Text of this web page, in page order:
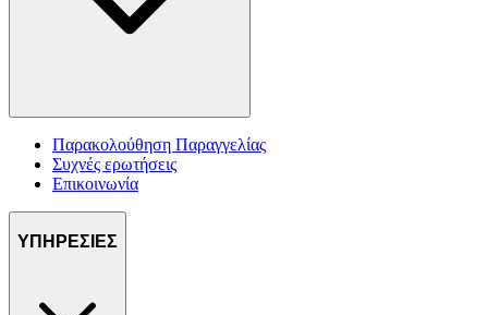
Παρακολούθηση Παραγγελίας
Συχνές ερωτήσεις
Επικοινωνία
ΥΠΗΡΕΣΙΕΣ